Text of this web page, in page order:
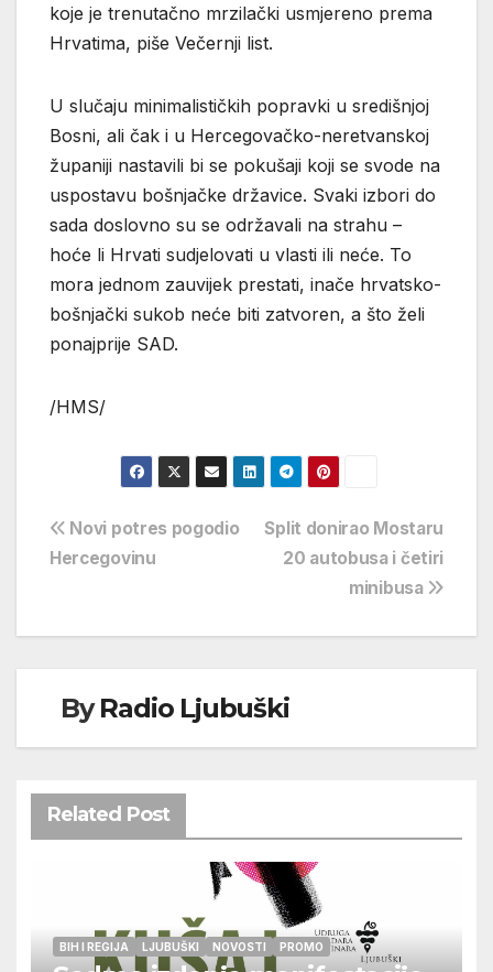
koje je trenutačno mrzilački usmjereno prema
Hrvatima, piše Večernji list.
U slučaju minimalističkih popravki u središnjoj
Bosni, ali čak i u Hercegovačko-neretvanskoj
županiji nastavili bi se pokušaji koji se svode na
uspostavu bošnjačke državice. Svaki izbori do
sada doslovno su se održavali na strahu –
hoće li Hrvati sudjelovati u vlasti ili neće. To
mora jednom zauvijek prestati, inače hrvatsko-
bošnjački sukob neće biti zatvoren, a što želi
ponajprije SAD.
/HMS/
Navigacija
objava
Split donirao Mostaru
20 autobusa i četiri
minibusa
Novi potres pogodio
Hercegovinu
ByRadio Ljubuški
Related Post
BIH I REGIJA LJUBUŠKI NOVOSTI PROMO